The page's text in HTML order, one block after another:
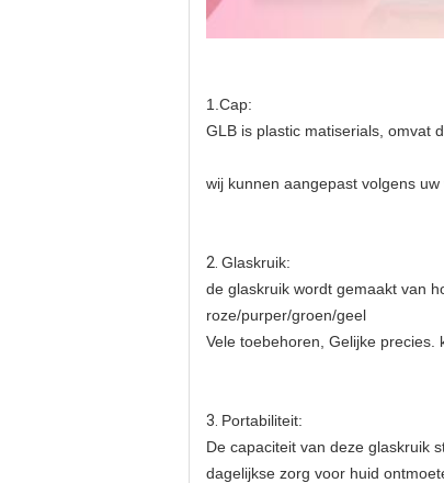
1.Cap:
GLB is plastic matiserials, omvat
wij kunnen aangepast volgens uw
2. Glaskruik:
de glaskruik wordt gemaakt van
roze/purper/groen/geel
Vele toebehoren, Gelijke precies.
3. Portabiliteit:
De capaciteit van deze glaskruik
dagelijkse zorg voor huid